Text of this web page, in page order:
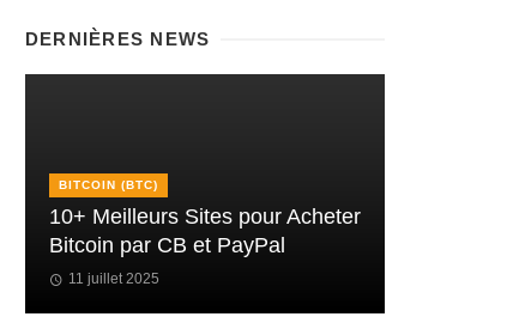
DERNIÈRES NEWS
BITCOIN (BTC)
10+ Meilleurs Sites pour Acheter
Bitcoin par CB et PayPal
11 juillet 2025